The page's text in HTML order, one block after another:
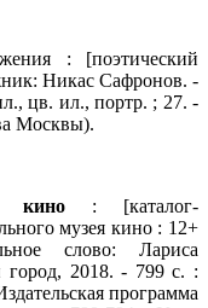
: [поэтический
Никас Сафронов. -
цв. ил., портр. ; 27. -
Москвы).
кино : [каталог-
музея кино : 12+
слово: Лариса
2018. - 799 с. :
программа